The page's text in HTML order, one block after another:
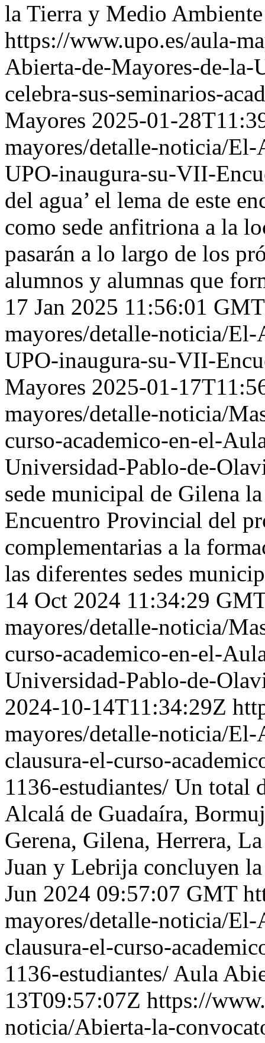
la Tierra y Medio Ambiente
https://www.upo.es/aula-
Abierta-de-Mayores-de-
celebra-sus-seminarios-
Mayores 2025-01-
mayores/detalle-noticia/
UPO-inaugura-su-VII-
del agua’ el lema de este
como sede anfitriona a la
pasarán a lo largo de los
alumnos y alumnas que
17 Jan 2025 11:56:01 GMT
mayores/detalle-noticia/
UPO-inaugura-su-VII-
Mayores 2025-01-
mayores/detalle-noticia/
curso-academico-en-el-
Universidad-Pablo-de-
sede municipal de Gilena
Encuentro Provincial del
complementarias a la
las diferentes sedes
14 Oct 2024 11:34:29
mayores/detalle-noticia/
curso-academico-en-el-
Universidad-Pablo-de-
2024-10-14T11:34:29Z
mayores/detalle-noticia/
clausura-el-curso-
1136-estudiantes/ Un total
Alcalá de Guadaíra,
Gerena, Gilena, Herrera,
Juan y Lebrija concluyen
Jun 2024 09:57:07 GMT
mayores/detalle-noticia/
clausura-el-curso-
1136-estudiantes/ Aula
13T09:57:07Z https://
noticia/Abierta-la-